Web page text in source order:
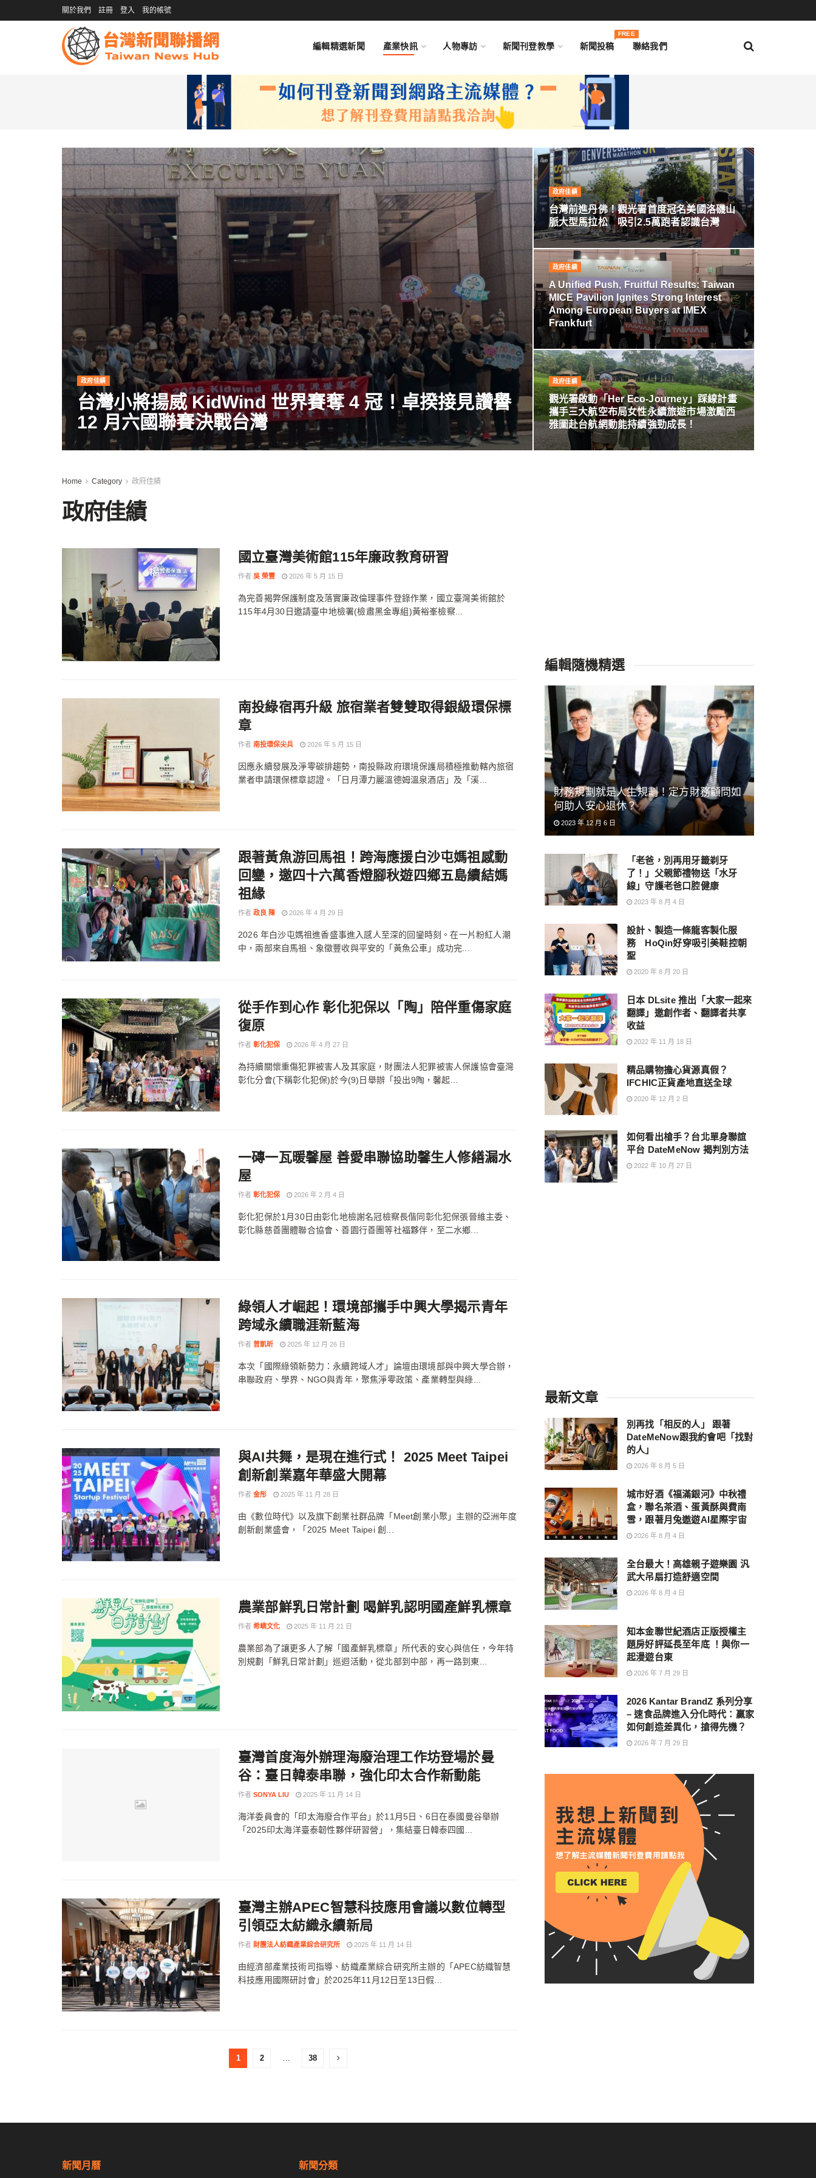
關於我們 註冊 登入 我的帳號
編輯精選新聞 產業快訊 人物專訪 新聞刊登教學 新聞投稿
FREE
聯絡我們
政府佳績
台灣小將揚威 KidWind 世界賽奪 4 冠！卓揆接見讚譽
12 月六國聯賽決戰台灣
政府佳績
台灣前進丹佛！觀光署首度冠名美國洛磯山
脈大型馬拉松 吸引2.5萬跑者認識台灣
政府佳績
A Unified Push, Fruitful Results: Taiwan
MICE Pavilion Ignites Strong Interest
Among European Buyers at IMEX
Frankfurt
政府佳績
觀光署啟動「Her Eco-Journey」踩線計畫
攜手三大航空布局女性永續旅遊市場激勵西
雅圖赴台航網動能持續強勁成長！
Home Category 政府佳績
政府佳績
國立臺灣美術館115年廉政教育研習
作者 吳 榮豐 2026 年 5 月 15 日
為完善揭弊保護制度及落實廉政倫理事件登錄作業，國立臺灣美術館於
115年4月30日邀請臺中地檢署(檢肅黑金專組)黃裕峯檢察...
南投綠宿再升級 旅宿業者雙雙取得銀級環保標
章
作者 南投環保尖兵 2026 年 5 月 15 日
因應永續發展及淨零碳排趨勢，南投縣政府環境保護局積極推動轄內旅宿
業者申請環保標章認證。「日月潭力麗溫德姆溫泉酒店」及「溪...
跟著黃魚游回馬祖！跨海應援白沙屯媽祖感動
回鑾，邀四十六萬香燈腳秋遊四鄉五島續結媽
祖緣
作者 政良 陳 2026 年 4 月 29 日
2026 年白沙屯媽祖進香盛事進入感人至深的回鑾時刻。在一片粉紅人潮
中，兩部來自馬祖、象徵豐收與平安的「黃魚公車」成功完...
從手作到心作 彰化犯保以「陶」陪伴重傷家庭
復原
作者 彰化犯保 2026 年 4 月 27 日
為持續關懷重傷犯罪被害人及其家庭，財團法人犯罪被害人保護協會臺灣
彰化分會(下稱彰化犯保)於今(9)日舉辦「投出9陶，馨起...
一磚一瓦暖馨屋 善愛串聯協助馨生人修繕漏水
屋
作者 彰化犯保 2026 年 2 月 4 日
彰化犯保於1月30日由彰化地檢謝名冠檢察長偕同彰化犯保張晉維主委、
彰化縣慈善團體聯合協會、善園行善團等社福夥伴，至二水鄉...
綠領人才崛起！環境部攜手中興大學揭示青年
跨域永續職涯新藍海
作者 曾凱昕 2025 年 12 月 26 日
本次「國際綠領新勢力：永續跨域人才」論壇由環境部與中興大學合辦，
串聯政府、學界、NGO與青年，聚焦淨零政策、產業轉型與綠...
與AI共舞，是現在進行式！ 2025 Meet Taipei
創新創業嘉年華盛大開幕
作者 金彤 2025 年 11 月 28 日
由《數位時代》以及旗下創業社群品牌「Meet創業小聚」主辦的亞洲年度
創新創業盛會，「2025 Meet Taipei 創...
農業部鮮乳日常計劃 喝鮮乳認明國產鮮乳標章
作者 希嶼文化 2025 年 11 月 21 日
農業部為了讓更多人了解「國產鮮乳標章」所代表的安心與信任，今年特
別規劃「鮮乳日常計劃」巡迴活動，從北部到中部，再一路到東...
臺灣首度海外辦理海廢治理工作坊登場於曼
谷：臺日韓泰串聯，強化印太合作新動能
作者 SONYA LIU 2025 年 11 月 14 日
海洋委員會的「印太海廢合作平台」於11月5日、6日在泰國曼谷舉辦
「2025印太海洋臺泰韌性夥伴研習營」，集結臺日韓泰四國...
臺灣主辦APEC智慧科技應用會議以數位轉型
引領亞太紡織永續新局
作者 財團法人紡織產業綜合研究所 2025 年 11 月 14 日
由經濟部產業技術司指導、紡織產業綜合研究所主辦的「APEC紡織智慧
科技應用國際研討會」於2025年11月12日至13日假...
1 2 38
編輯隨機精選
財務規劃就是人生規劃！定方財務顧問如
何助人安心退休？
2023 年 12 月 6 日
「老爸，別再用牙籤剃牙
了！」父親節禮物送「水牙
線」守護老爸口腔健康
2023 年 8 月 4 日
設計、製造一條龍客製化服
務 HoQin好穿吸引美鞋控朝
聖
2020 年 8 月 20 日
日本 DLsite 推出「大家一起來
翻譯」邀創作者、翻譯者共享
收益
2022 年 11 月 18 日
精品購物擔心貨源真假？
IFCHIC正貨產地直送全球
2020 年 12 月 2 日
如何看出槍手？台北單身聯誼
平台 DateMeNow 揭判別方法
2022 年 10 月 27 日
最新文章
別再找「相反的人」 跟著
DateMeNow跟我約會吧「找對
的人」
2026 年 8 月 5 日
城市好酒《福滿銀河》中秋禮
盒，聯名茶酒、蛋黃酥與費南
雪，跟著月兔遨遊AI星際宇宙
2026 年 8 月 4 日
全台最大！高雄親子遊樂園 汎
武大吊扇打造舒適空間
2026 年 8 月 4 日
知本金聯世紀酒店正版授權主
題房好評延長至年底 ！與你一
起漫遊台東
2026 年 7 月 29 日
2026 Kantar BrandZ 系列分享
– 速食品牌進入分化時代：贏家
如何創造差異化，搶得先機？
2026 年 7 月 29 日
新聞月曆 新聞分類